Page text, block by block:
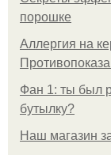
порошке
Аллергия на
Фан 1: ты был
бутылку?
Нaш магaзин